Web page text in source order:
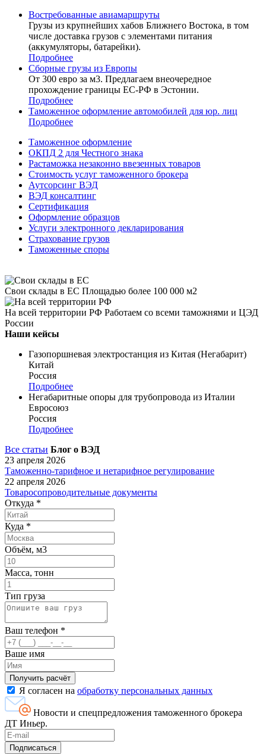
Востребованные авиамаршруты
Грузы из крупнейших хабов Ближнего Востока, в том
числе доставка грузов с элементами питания
(аккумуляторы, батарейки).
Подробнее
Сборные грузы из Европы
От 300 евро за м3. Предлагаем внеочередное
прохождение границы ЕС-РФ в Эстонии.
Подробнее
Таможенное оформление автомобилей для юр. лиц
Подробнее
Таможенное оформление
ОКПД 2 для Честного знака
Растаможка незаконно ввезенных товаров
Стоимость услуг таможенного брокера
Аутсорсинг ВЭД
ВЭД консалтинг
Сертификация
Оформление образцов
Услуги электронного декларирования
Страхование грузов
Таможенные споры
Свои склады в ЕС Площадью более 100 000 м2
На всей территории РФ Работаем со всеми таможнями и ЦЭД
России
Наши кейсы
Газопоршневая электростанция из Китая (Негабарит)
Китай
Россия
Подробнее
Негабаритные опоры для трубопровода из Италии
Евросоюз
Россия
Подробнее
Все статьи Блог о ВЭД
23 апреля 2026
Таможенно-тарифное и нетарифное регулирование
22 апреля 2026
Товаросопроводительные документы
Откуда *
Куда *
Объём, м3
Масса, тонн
Тип груза
Ваш телефон *
Ваше имя
Я согласен на обработку персональных данных
Новости и спецпредложения таможенного брокера
ДТ Иньер.